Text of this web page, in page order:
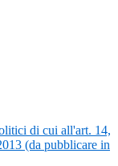
di cui all'art. 14,
(da pubblicare in